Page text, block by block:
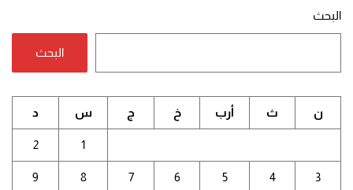
البحث
البحث
ن ث أرب خ ج س د
1
2
3
4
5
6
7
8
9